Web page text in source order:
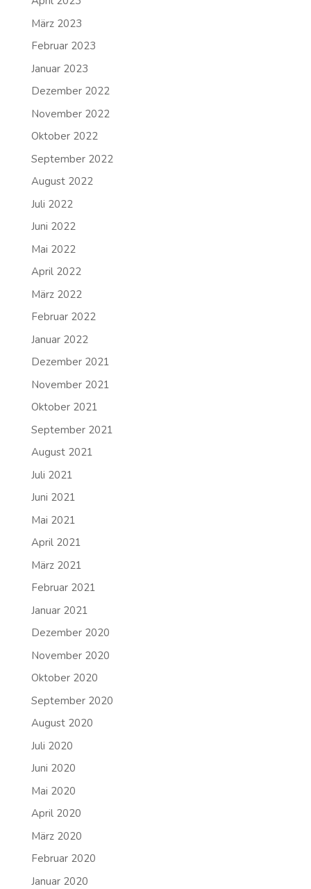
März 2023
Februar 2023
Januar 2023
Dezember 2022
November 2022
Oktober 2022
September 2022
August 2022
Juli 2022
Juni 2022
Mai 2022
April 2022
März 2022
Februar 2022
Januar 2022
Dezember 2021
November 2021
Oktober 2021
September 2021
August 2021
Juli 2021
Juni 2021
Mai 2021
April 2021
März 2021
Februar 2021
Januar 2021
Dezember 2020
November 2020
Oktober 2020
September 2020
August 2020
Juli 2020
Juni 2020
Mai 2020
April 2020
März 2020
Februar 2020
Januar 2020